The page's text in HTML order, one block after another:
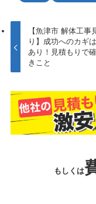
【魚津市 解体工事
り】成功へのカギ
あり！見積もりで
きこと
もしくは